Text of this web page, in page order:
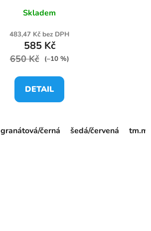
Skladem
483,47 Kč bez DPH
585 Kč
650 Kč (–10 %)
DETAIL
granátová/černá šedá/červená